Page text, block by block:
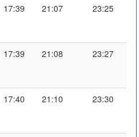
17:39 21:07 23:25
17:39 21:08 23:27
17:40 21:10 23:30